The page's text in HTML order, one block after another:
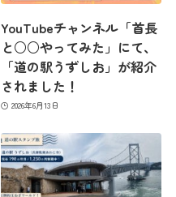
YouTubeチャンネル「首長
と○○やってみた」にて、
「道の駅うずしお」が紹介
されました！
2026年6月13日